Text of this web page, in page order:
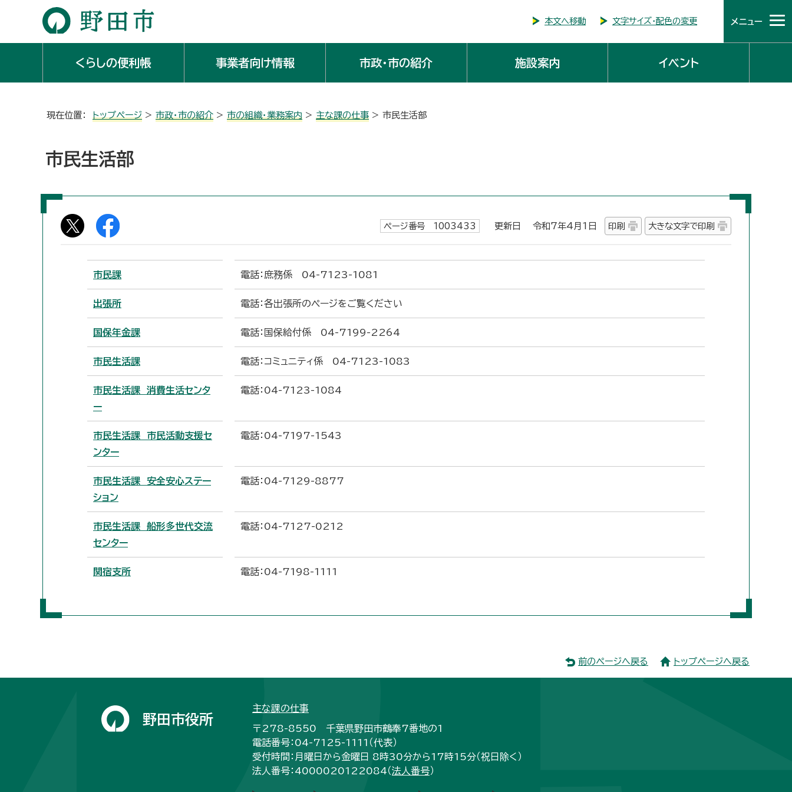
本文へ移動 文字サイズ・配色の変更 メニュー
くらしの便利帳 事業者向け情報 市政・市の紹介 施設案内 イベント
現在位置： トップページ > 市政・市の紹介 > 市の組織・業務案内 > 主な課の仕事 > 市民生活部
市民生活部
ページ番号 1003433 更新日 令和7年4月1日 印刷 大きな文字で印刷
市民課 電話：庶務係 04-7123-1081
出張所 電話：各出張所のページをご覧ください
国保年金課 電話：国保給付係 04-7199-2264
市民生活課 電話：コミュニティ係 04-7123-1083
市民生活課 消費生活センタ
ー
電話：04-7123-1084
市民生活課 市民活動支援セ
ンター
電話：04-7197-1543
市民生活課 安全安心ステー
ション
電話：04-7129-8877
市民生活課 船形多世代交流
センター
電話：04-7127-0212
関宿支所 電話：04-7198-1111
前のページへ戻る トップページへ戻る
野田市役所
主な課の仕事
〒278-8550 千葉県野田市鶴奉7番地の1
電話番号：04-7125-1111（代表）
受付時間：月曜日から金曜日 8時30分から17時15分（祝日除く）
法人番号：4000020122084（法人番号）